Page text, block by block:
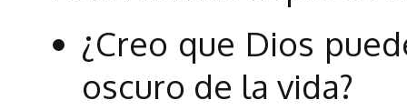
¿Creo que Dios
oscuro de la vida?